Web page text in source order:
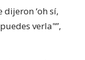
‘oh sí,
verla"”,